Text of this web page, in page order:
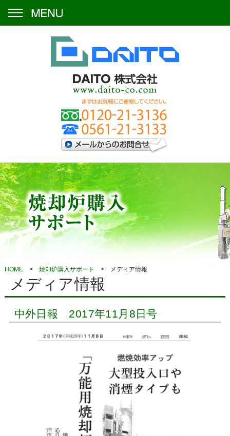
HOME 焼却炉購入サポート メディア情報
メディア情報
中外日報 2017年11月8日号